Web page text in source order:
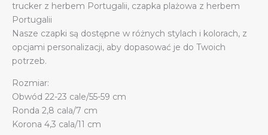
trucker z herbem Portugalii, czapka plażowa z herbem
Portugalii
Nasze czapki są dostępne w różnych stylach i kolorach, z
opcjami personalizacji, aby dopasować je do Twoich
potrzeb.
Rozmiar:
Obwód 22-23 cale/55-59 cm
Ronda 2,8 cala/7 cm
Korona 4,3 cala/11 cm